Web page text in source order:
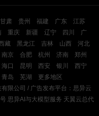
甘肃 贵州 福建 广东
江苏
重庆 新疆 辽宁 四川
广
藏 黑龙江 吉林 山西
河北
南京 合肥 杭州 济南
郑州
海口 昆明 西安 银川
西宁
青岛 芜湖
更多地区
有限公司 / 广告发布平台：思异云
思异AI与大模型服务 天翼云总代